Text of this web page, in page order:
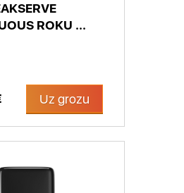
ROKU ...
Uz grozu